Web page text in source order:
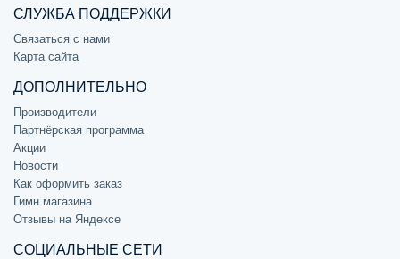
СЛУЖБА ПОДДЕРЖКИ
Связаться с нами
Карта сайта
ДОПОЛНИТЕЛЬНО
Производители
Партнёрская программа
Акции
Новости
Как оформить заказ
Гимн магазина
Отзывы на Яндексе
СОЦИАЛЬНЫЕ СЕТИ